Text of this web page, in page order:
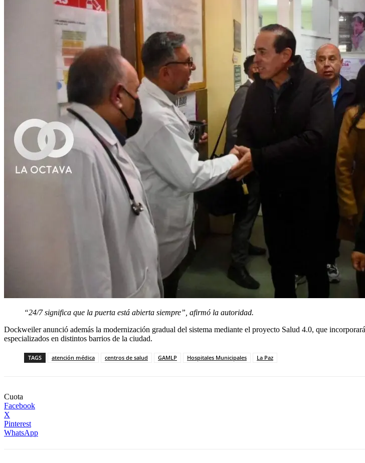
“24/7 significa que la puerta está abierta siempre”, afirmó la autoridad.
Dockweiler anunció además la modernización gradual del sistema mediante el proyecto Salud 4.0, que
especializados en distintos barrios de la ciudad.
TAGS atención médica centros de salud GAMLP Hospitales Municipales La Paz
Cuota
Facebook
X
Pinterest
WhatsApp